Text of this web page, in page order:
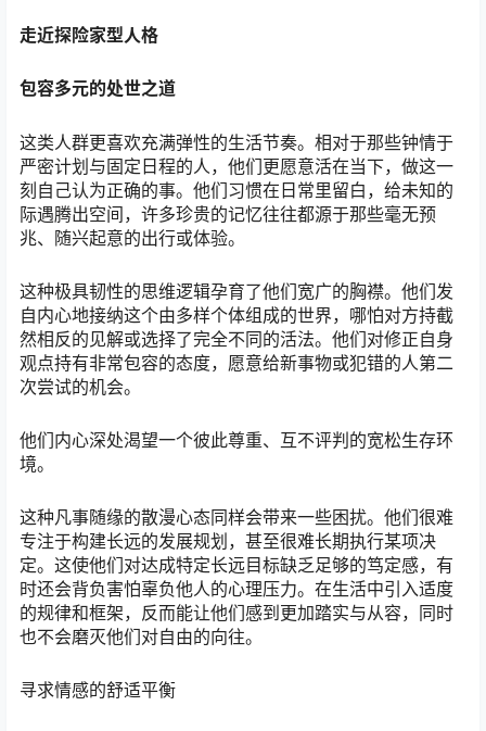
走近探险家型人格
包容多元的处世之道
这类人群更喜欢充满弹性的生活节奏。相对于那些钟情于
严密计划与固定日程的人，他们更愿意活在当下，做这一
刻自己认为正确的事。他们习惯在日常里留白，给未知的
际遇腾出空间，许多珍贵的记忆往往都源于那些毫无预
兆、随兴起意的出行或体验。
这种极具韧性的思维逻辑孕育了他们宽广的胸襟。他们发
自内心地接纳这个由多样个体组成的世界，哪怕对方持截
然相反的见解或选择了完全不同的活法。他们对修正自身
观点持有非常包容的态度，愿意给新事物或犯错的人第二
次尝试的机会。
他们内心深处渴望一个彼此尊重、互不评判的宽松生存环
境。
这种凡事随缘的散漫心态同样会带来一些困扰。他们很难
专注于构建长远的发展规划，甚至很难长期执行某项决
定。这使他们对达成特定长远目标缺乏足够的笃定感，有
时还会背负害怕辜负他人的心理压力。在生活中引入适度
的规律和框架，反而能让他们感到更加踏实与从容，同时
也不会磨灭他们对自由的向往。
寻求情感的舒适平衡